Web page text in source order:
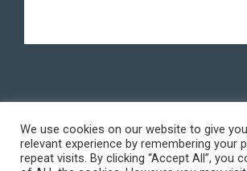
We use cookies on our website to give
relevant experience by remembering your
repeat visits. By clicking “Accept All”, you